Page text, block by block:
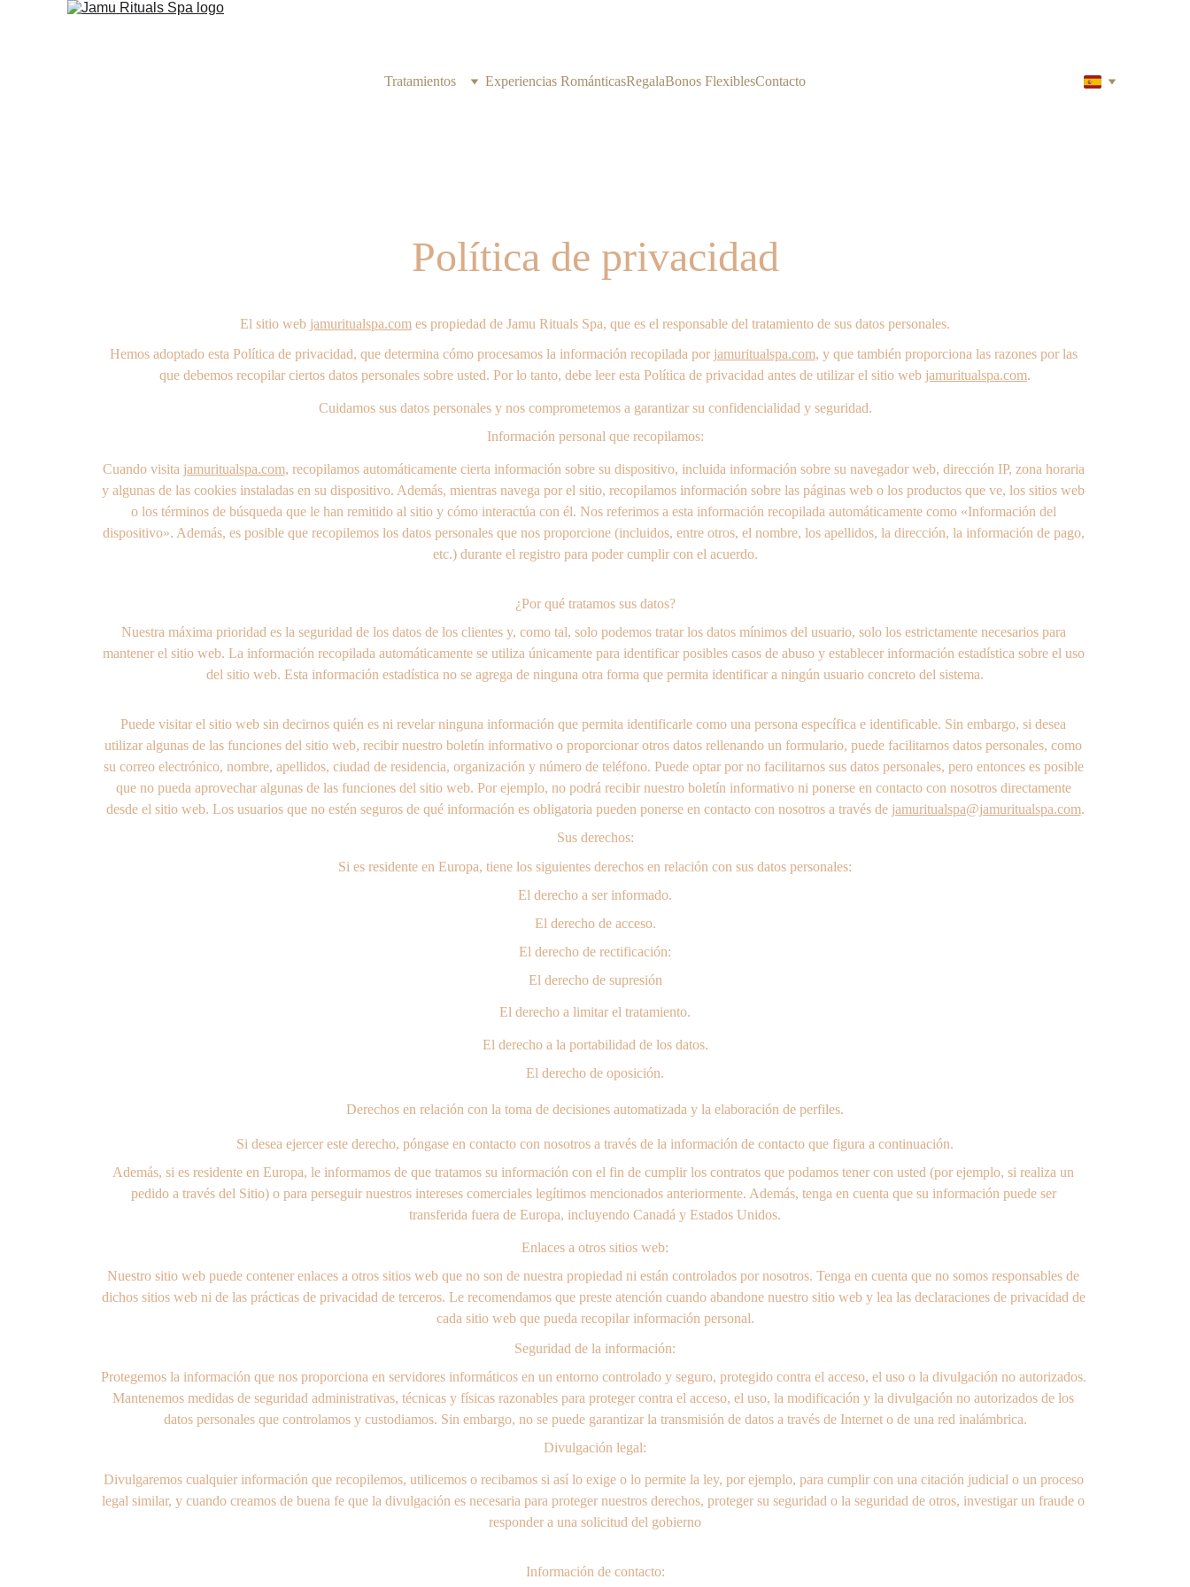
Tratamientos Experiencias RománticasRegalaBonos FlexiblesContacto
Política de privacidad
El sitio web jamuritualspa.com es propiedad de Jamu Rituals Spa, que es el responsable del tratamiento de sus datos personales.
Hemos adoptado esta Política de privacidad, que determina cómo procesamos la información recopilada por jamuritualspa.com, y que también proporciona las razones por las
que debemos recopilar ciertos datos personales sobre usted. Por lo tanto, debe leer esta Política de privacidad antes de utilizar el sitio web jamuritualspa.com.
Cuidamos sus datos personales y nos comprometemos a garantizar su confidencialidad y seguridad.
Información personal que recopilamos:
Cuando visita jamuritualspa.com, recopilamos automáticamente cierta información sobre su dispositivo, incluida información sobre su navegador web, dirección IP, zona horaria
y algunas de las cookies instaladas en su dispositivo. Además, mientras navega por el sitio, recopilamos información sobre las páginas web o los productos que ve, los sitios web
o los términos de búsqueda que le han remitido al sitio y cómo interactúa con él. Nos referimos a esta información recopilada automáticamente como «Información del
dispositivo». Además, es posible que recopilemos los datos personales que nos proporcione (incluidos, entre otros, el nombre, los apellidos, la dirección, la información de pago,
etc.) durante el registro para poder cumplir con el acuerdo.
¿Por qué tratamos sus datos?
Nuestra máxima prioridad es la seguridad de los datos de los clientes y, como tal, solo podemos tratar los datos mínimos del usuario, solo los estrictamente necesarios para
mantener el sitio web. La información recopilada automáticamente se utiliza únicamente para identificar posibles casos de abuso y establecer información estadística sobre el uso
del sitio web. Esta información estadística no se agrega de ninguna otra forma que permita identificar a ningún usuario concreto del sistema.
Puede visitar el sitio web sin decirnos quién es ni revelar ninguna información que permita identificarle como una persona específica e identificable. Sin embargo, si desea
utilizar algunas de las funciones del sitio web, recibir nuestro boletín informativo o proporcionar otros datos rellenando un formulario, puede facilitarnos datos personales, como
su correo electrónico, nombre, apellidos, ciudad de residencia, organización y número de teléfono. Puede optar por no facilitarnos sus datos personales, pero entonces es posible
que no pueda aprovechar algunas de las funciones del sitio web. Por ejemplo, no podrá recibir nuestro boletín informativo ni ponerse en contacto con nosotros directamente
desde el sitio web. Los usuarios que no estén seguros de qué información es obligatoria pueden ponerse en contacto con nosotros a través de jamuritualspa@jamuritualspa.com.
Sus derechos:
Si es residente en Europa, tiene los siguientes derechos en relación con sus datos personales:
El derecho a ser informado.
El derecho de acceso.
El derecho de rectificación:
El derecho de supresión
El derecho a limitar el tratamiento.
El derecho a la portabilidad de los datos.
El derecho de oposición.
Derechos en relación con la toma de decisiones automatizada y la elaboración de perfiles.
Si desea ejercer este derecho, póngase en contacto con nosotros a través de la información de contacto que figura a continuación.
Además, si es residente en Europa, le informamos de que tratamos su información con el fin de cumplir los contratos que podamos tener con usted (por ejemplo, si realiza un
pedido a través del Sitio) o para perseguir nuestros intereses comerciales legítimos mencionados anteriormente. Además, tenga en cuenta que su información puede ser
transferida fuera de Europa, incluyendo Canadá y Estados Unidos.
Enlaces a otros sitios web:
Nuestro sitio web puede contener enlaces a otros sitios web que no son de nuestra propiedad ni están controlados por nosotros. Tenga en cuenta que no somos responsables de
dichos sitios web ni de las prácticas de privacidad de terceros. Le recomendamos que preste atención cuando abandone nuestro sitio web y lea las declaraciones de privacidad de
cada sitio web que pueda recopilar información personal.
Seguridad de la información:
Protegemos la información que nos proporciona en servidores informáticos en un entorno controlado y seguro, protegido contra el acceso, el uso o la divulgación no autorizados.
Mantenemos medidas de seguridad administrativas, técnicas y físicas razonables para proteger contra el acceso, el uso, la modificación y la divulgación no autorizados de los
datos personales que controlamos y custodiamos. Sin embargo, no se puede garantizar la transmisión de datos a través de Internet o de una red inalámbrica.
Divulgación legal:
Divulgaremos cualquier información que recopilemos, utilicemos o recibamos si así lo exige o lo permite la ley, por ejemplo, para cumplir con una citación judicial o un proceso
legal similar, y cuando creamos de buena fe que la divulgación es necesaria para proteger nuestros derechos, proteger su seguridad o la seguridad de otros, investigar un fraude o
responder a una solicitud del gobierno
Información de contacto: